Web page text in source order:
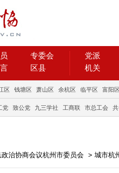
专委会
区县
党派
机关
区 钱塘区 萧山区 余杭区 临平区 富阳
党 致公党 九三学社 工商联 市总工会
治协商会议杭州市委员会 > 城市杭